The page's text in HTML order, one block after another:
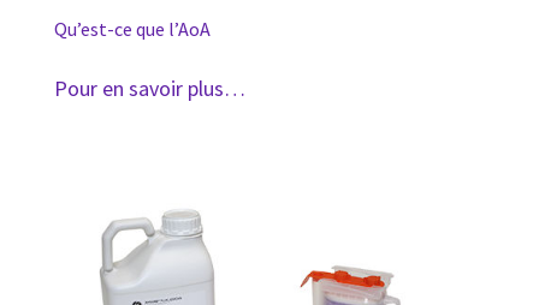
Qu’est-ce que l’AoA
Pour en savoir plus…